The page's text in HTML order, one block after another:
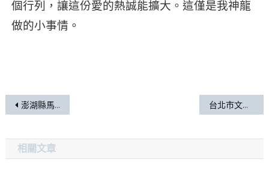
個行列，讓這份愛的熱誠能擴大。這僅是我神龍
做的小事情。
澎湖縣馬公市陳小姐 的 米克斯公貓 咚咚 (大白貓) 台北市文山區黃小姐 的 公折耳貓 momo
相關文章